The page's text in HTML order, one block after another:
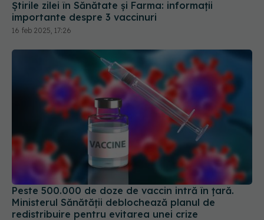
Știrile zilei în Sănătate și Farma: informații
importante despre 3 vaccinuri
16 feb 2025, 17:26
Peste 500.000 de doze de vaccin intră în țară.
Ministerul Sănătății deblochează planul de
redistribuire pentru evitarea unei crize